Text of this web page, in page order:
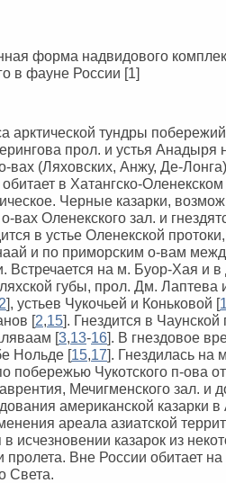
форма надвидового
в фауне России [1]
арктической тундры
прол. и устья Анадыря
вах (Ляховских, Анжу, Де-
в Хатангско-
Черные казарки,
вах Оленекского зал. и
в устье Оленекской
и по приморским о-вам
Встречается на м. Буор-Хая и
губы, прол. Дм. Лаптева
2], устьев Чукочьей и Коньковой [
[2,15]. Гнездится в Чаунской
[3,13-16]. В гнездовое
Нольде [15,17]. Гнездилась на
побережью Чукотского п-ова
Мечигменского зал. и
американской казарки
ареала азиатской
исчезновении казарок из
пролета. Вне России обитает на
Света.